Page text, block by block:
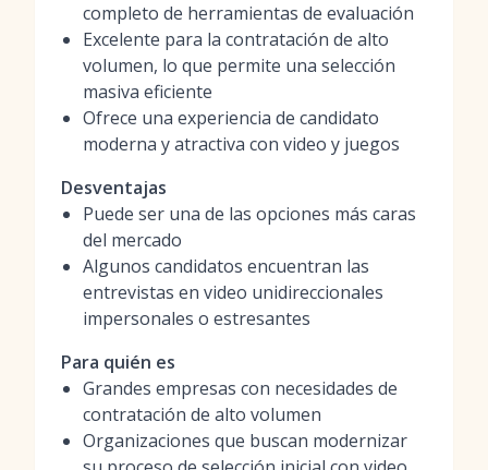
completo de herramientas de evaluación
Excelente para la contratación de alto
volumen, lo que permite una selección
masiva eficiente
Ofrece una experiencia de candidato
moderna y atractiva con video y juegos
Desventajas
Puede ser una de las opciones más caras
del mercado
Algunos candidatos encuentran las
entrevistas en video unidireccionales
impersonales o estresantes
Para quién es
Grandes empresas con necesidades de
contratación de alto volumen
Organizaciones que buscan modernizar